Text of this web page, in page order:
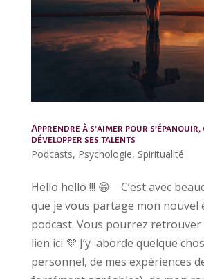
Apprendre à s’aimer pour
développer ses talents
Podcasts, Psychologie, Spiritualité
Hello hello !!! 😁⠀ C’est avec
que je vous partage mon nouvel
podcast. Vous pourrez
lien ici 💜 J’y aborde quelque
personnel, de mes expériences